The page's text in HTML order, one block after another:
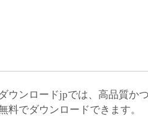
ウンロードjpでは、高品質か
料でダウンロードできます。